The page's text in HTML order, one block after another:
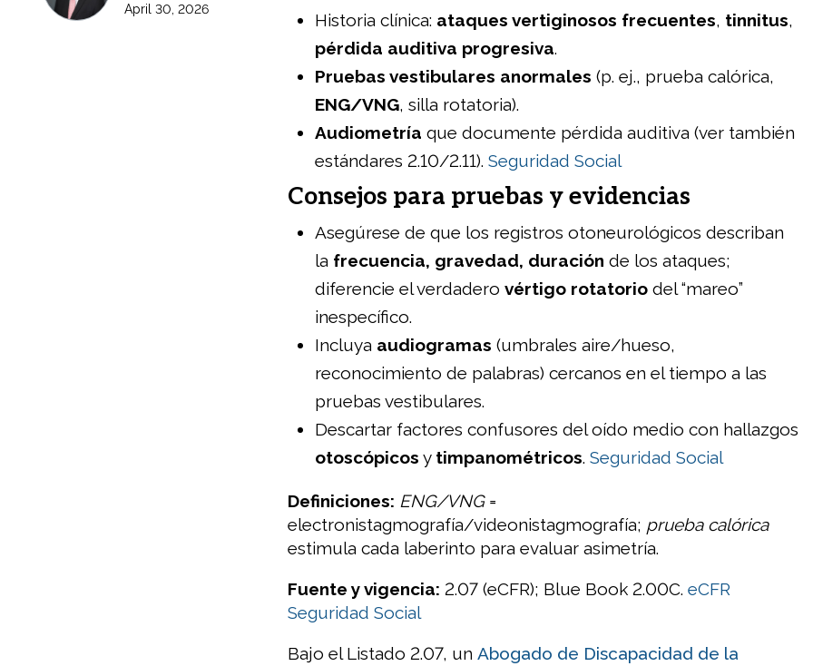
April 30, 2026
Historia clínica: ataques vertiginosos frecuentes, tinnitus,
pérdida auditiva progresiva.
Pruebas vestibulares anormales (p. ej., prueba calórica,
ENG/VNG, silla rotatoria).
Audiometría que documente pérdida auditiva (ver también
estándares 2.10/2.11). Seguridad Social
Consejos para pruebas y evidencias
Asegúrese de que los registros otoneurológicos describan
la frecuencia, gravedad, duración de los ataques;
diferencie el verdadero vértigo rotatorio del “mareo”
inespecífico.
Incluya audiogramas (umbrales aire/hueso,
reconocimiento de palabras) cercanos en el tiempo a las
pruebas vestibulares.
Descartar factores confusores del oído medio con hallazgos
otoscópicos y timpanométricos. Seguridad Social
Definiciones: ENG/VNG=
electronistagmografía/videonistagmografía; prueba calórica
estimula cada laberinto para evaluar asimetría.
Fuente y vigencia: 2.07 (eCFR); Blue Book 2.00C. eCFR
Seguridad Social
Bajo el Listado 2.07, un Abogado de Discapacidad de la